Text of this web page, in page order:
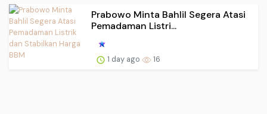
Prabowo Minta Bahlil Segera Atasi
Pemadaman Listri...
1 day ago 16